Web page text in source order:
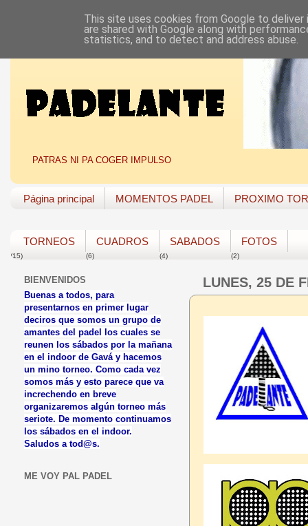
PATRAS NI PA COGER IMPULSO
Página principal MOMENTOS PADEL PROXIMO
TORNEOS
(15)
CUADROS
(6)
SABADOS
(4)
FOTOS
(2)
LUNES, 25 DE
BIENVENIDOS
Buenas a todos, para
presentarnos en primer lugar
deciros que somos un grupo de
amantes del padel los cuales se
reunen los sábados por la mañana
en el indoor de Gavá y hacemos
un mino torneo. Como cada vez
somos más y esto parece que va
increchendo en breve
organizaremos algún torneo más
seriote. De momento continuamos
los sábados en el indoor.
Saludos a tod@s.
ME VOY PAL PADEL
This site uses cookies from Google to
are shared with Google along with
statistics, and to detect and address abuse.